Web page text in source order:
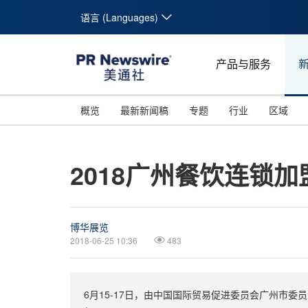
语言 (Languages)
产品与服务
概览 最新新闻稿 专题 行业 区域
2018广州餐饮连锁
博华展览
2018-06-25 10:36 483
6月15-17日，由中国国际贸易促进委员会广州市委